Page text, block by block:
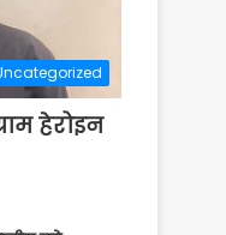
हेरोइन